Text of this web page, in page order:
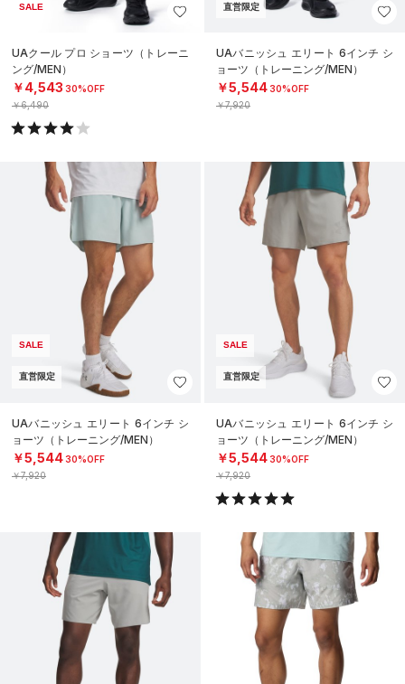
SALE
UAクール プロ ショーツ（トレーニ
ング/MEN）
￥4,543 30%OFF
￥6,490
直営限定
UAバニッシュ エリート 6インチ シ
ョーツ（トレーニング/MEN）
￥5,54430%OFF
￥7,920
SALE
直営限定
UAバニッシュ エリート 6インチ シ
ョーツ（トレーニング/MEN）
￥5,54430%OFF
￥7,920
SALE
直営限定
UAバニッシュ エリート 6インチ シ
ョーツ（トレーニング/MEN）
￥5,54430%OFF
￥7,920